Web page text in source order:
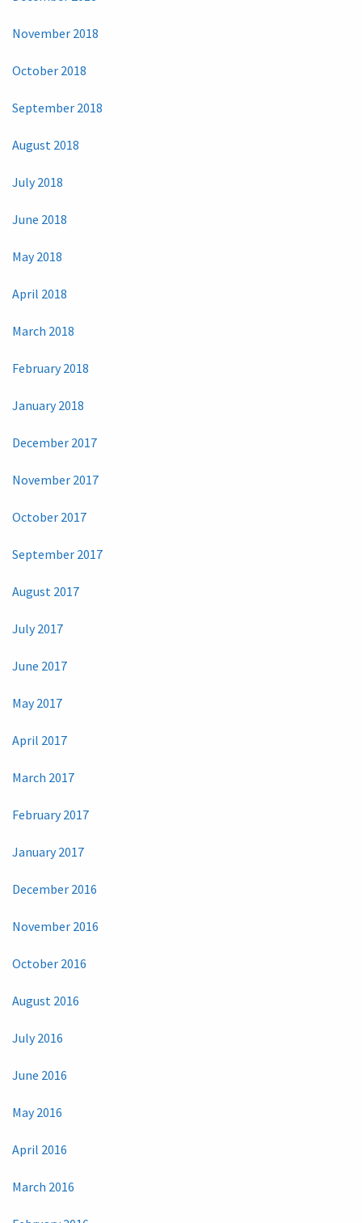
November 2018
October 2018
September 2018
August 2018
July 2018
June 2018
May 2018
April 2018
March 2018
February 2018
January 2018
December 2017
November 2017
October 2017
September 2017
August 2017
July 2017
June 2017
May 2017
April 2017
March 2017
February 2017
January 2017
December 2016
November 2016
October 2016
August 2016
July 2016
June 2016
May 2016
April 2016
March 2016